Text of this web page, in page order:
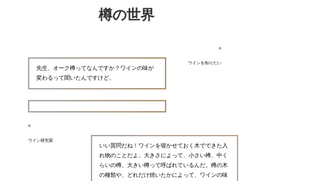
樽の世界
ワインを知りたい
先生、オーク樽ってなんですか？ワインの味が
変わるって聞いたんですけど。
ワイン研究家
いい質問だね！ワインを寝かせておく木でできた入
れ物のことだよ。大きさによって、小さい樽、中く
らいの樽、大きい樽って呼ばれているんだ。樽の木
の種類や、どれだけ焼いたかによって、ワインの味